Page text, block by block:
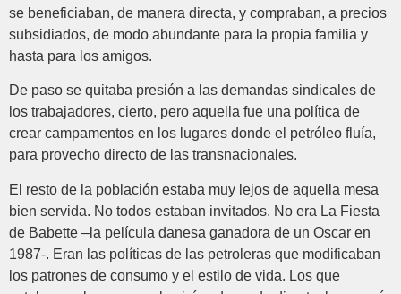
se beneficiaban, de manera directa, y compraban, a precios
subsidiados, de modo abundante para la propia familia y
hasta para los amigos.
De paso se quitaba presión a las demandas sindicales de
los trabajadores, cierto, pero aquella fue una política de
crear campamentos en los lugares donde el petróleo fluía,
para provecho directo de las transnacionales.
El resto de la población estaba muy lejos de aquella mesa
bien servida. No todos estaban invitados. No era La Fiesta
de Babette –la película danesa ganadora de un Oscar en
1987-. Eran las políticas de las petroleras que modificaban
los patrones de consumo y el estilo de vida. Los que